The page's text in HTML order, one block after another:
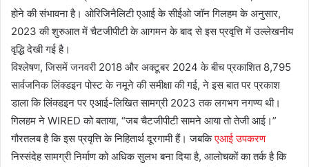
होने की संभावना है। ओरिजिनैलिटी एआई के सीईओ जॉन गिलहम के अनुसार,
2023 की शुरुआत में चैटजीपीटी के आगमन के बाद से इस प्रवृत्ति में उल्लेखनीय
वृद्धि देखी गई है।
विश्लेषण, जिसमें जनवरी 2018 और अक्टूबर 2024 के बीच प्रकाशित 8,795
सार्वजनिक लिंक्डइन पोस्ट के नमूने की समीक्षा की गई, ने इस बात पर प्रकाश
डाला कि लिंक्डइन पर एआई-लिखित सामग्री 2023 तक लगभग नगण्य थी।
गिलहम ने WIRED को बताया, “जब चैटजीपीटी सामने आया तो तेजी आई।”
गौरतलब है कि इस प्रवृत्ति के निहितार्थ दूरगामी हैं। जबकिएआई उपकरण
निस्संदेह सामग्री निर्माण को अधिक सुलभ बना दिया है, आलोचकों का तर्क है कि